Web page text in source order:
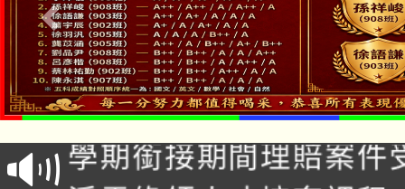
淨零綠生活教案入校路
會
115年食農教育專業人
程
學期銜接期間理賠案件